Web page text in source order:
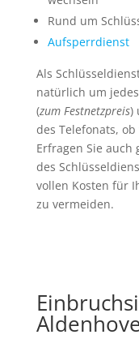
Rund um
Aufsperrdienst
Als
natürlich um
(zum Festnetzpreis)
des Telefonats,
Erfragen Sie
des
vollen Kosten für
zu vermeiden.